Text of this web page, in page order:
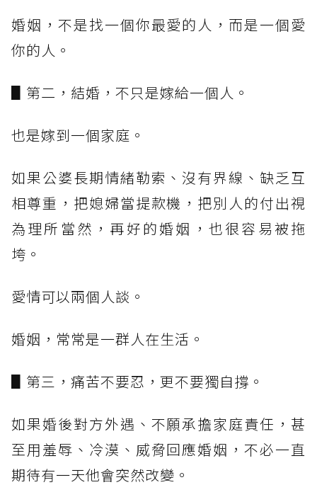
婚姻，不是找一個你最愛的人，而是一個愛
你的人。
▋第二，結婚，不只是嫁給一個人。
也是嫁到一個家庭。
如果公婆長期情緒勒索、沒有界線、缺乏互
相尊重，把媳婦當提款機，把別人的付出視
為理所當然，再好的婚姻，也很容易被拖
垮。
愛情可以兩個人談。
婚姻，常常是一群人在生活。
▋第三，痛苦不要忍，更不要獨自撐。
如果婚後對方外遇、不願承擔家庭責任，甚
至用羞辱、冷漠、威脅回應婚姻，不必一直
期待有一天他會突然改變。